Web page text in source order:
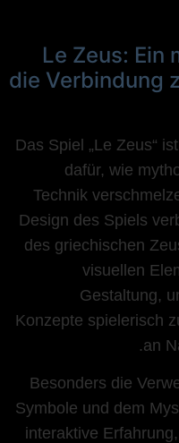
Le Zeus: Ein
die Verbindung
Das Spiel „Le Zeus“
dafür, wie
Technik
Design des Spiels
des griechischen
visuellen
Gestaltung,
Konzepte spielerisch
an
Besonders die
Symbole und dem
interaktive